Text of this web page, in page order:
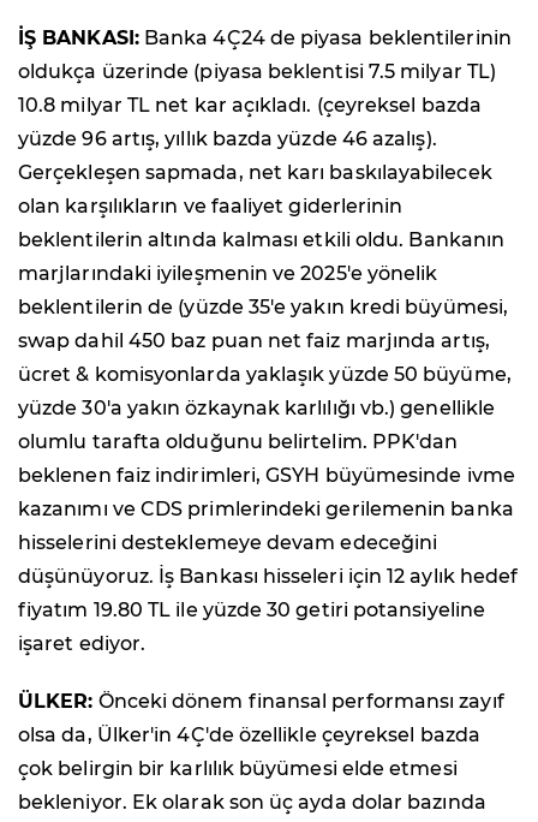
İŞ BANKASI:Banka 4Ç24 de piyasa beklentilerinin
oldukça üzerinde (piyasa beklentisi 7.5 milyar TL)
10.8 milyar TL net kar açıkladı. (çeyreksel bazda
yüzde 96 artış, yıllık bazda yüzde 46 azalış).
Gerçekleşen sapmada, net karı baskılayabilecek
olan karşılıkların ve faaliyet giderlerinin
beklentilerin altında kalması etkili oldu. Bankanın
marjlarındaki iyileşmenin ve 2025'e yönelik
beklentilerin de (yüzde 35'e yakın kredi büyümesi,
swap dahil 450 baz puan net faiz marjında artış,
ücret & komisyonlarda yaklaşık yüzde 50 büyüme,
yüzde 30'a yakın özkaynak karlılığı vb.) genellikle
olumlu tarafta olduğunu belirtelim. PPK'dan
beklenen faiz indirimleri, GSYH büyümesinde ivme
kazanımı ve CDS primlerindeki gerilemenin banka
hisselerini desteklemeye devam edeceğini
düşünüyoruz. İş Bankası hisseleri için 12 aylık hedef
fiyatım 19.80 TL ile yüzde 30 getiri potansiyeline
işaret ediyor.
ÜLKER: Önceki dönem finansal performansı zayıf
olsa da, Ülker'in 4Ç'de özellikle çeyreksel bazda
çok belirgin bir karlılık büyümesi elde etmesi
bekleniyor. Ek olarak son üç ayda dolar bazında